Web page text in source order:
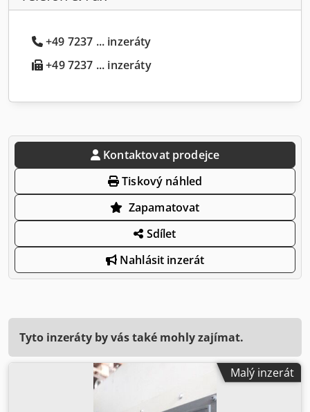
+49 7237 ... inzeráty
+49 7237 ... inzeráty
Kontaktovat prodejce
Tiskový náhled
Zapamatovat
Sdílet
Nahlásit inzerát
Tyto inzeráty by vás také mohly zajímat.
Malý inzerát